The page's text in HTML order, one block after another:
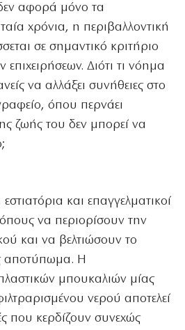
αφορά μόνο τα
χρόνια, η περιβαλλοντική
σε σημαντικό κριτήριο
επιχειρήσεων. Διότι τι νόημα
να αλλάξει συνήθειες στο
όπου περνάει
ζωής του δεν μπορεί να
και επαγγελματικοί
να περιορίσουν την
και να βελτιώσουν το
αποτύπωμα. Η
μπουκαλιών μίας
νερού αποτελεί
που κερδίζουν συνεχώς